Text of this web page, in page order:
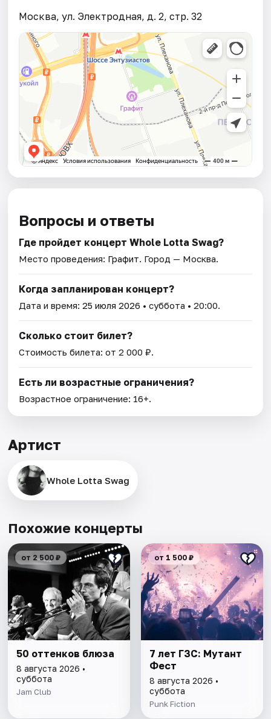
Москва, ул. Электродная, д. 2, стр. 32
Вопросы и ответы
Где пройдет концерт Whole Lotta Swag?
Место проведения: Графит. Город — Москва.
Когда запланирован концерт?
Дата и время:25 июля 2026 • суббота • 20:00.
Сколько стоит билет?
Стоимость билета: от 2 000 ₽.
Есть ли возрастные ограничения?
Возрастное ограничение: 16+.
Артист
Whole Lotta Swag
Похожие концерты
от 2 500 ₽
50 оттенков блюза
8 августа 2026 •
суббота
Jam Club
от 1 500 ₽
7 лет ГЗС: Мутант
Фест
8 августа 2026 •
суббота
Punk Fiction